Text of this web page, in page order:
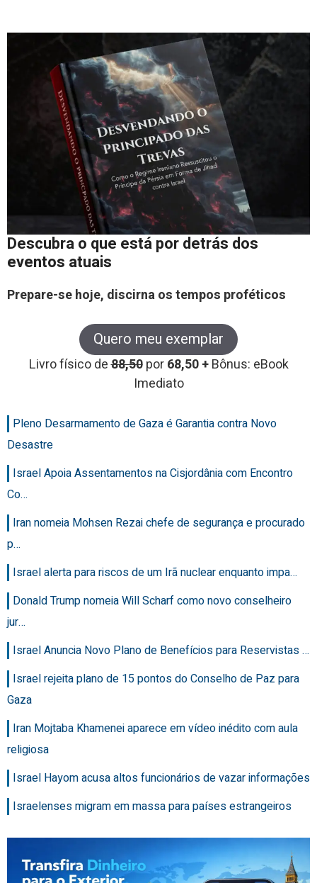
Descubra o que está por detrás dos
eventos atuais
Prepare-se hoje, discirna os tempos proféticos
Quero meu exemplar
Livro físico de88,50 por68,50 +Bônus: eBook
Imediato
Pleno Desarmamento de Gaza é Garantia contra Novo
Desastre
Israel Apoia Assentamentos na Cisjordânia com Encontro
Co…
Iran nomeia Mohsen Rezai chefe de segurança e procurado
p…
Israel alerta para riscos de um Irã nuclear enquanto impa…
Donald Trump nomeia Will Scharf como novo conselheiro
jur…
Israel Anuncia Novo Plano de Benefícios para Reservistas …
Israel rejeita plano de 15 pontos do Conselho de Paz para
Gaza
Iran Mojtaba Khamenei aparece em vídeo inédito com aula
religiosa
Israel Hayom acusa altos funcionários de vazar informações
Israelenses migram em massa para países estrangeiros